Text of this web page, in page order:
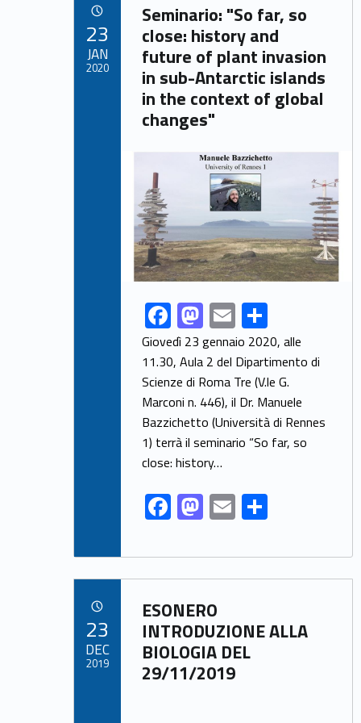
o
o
k
o
n
Link identifier archive #link-archive-62365
Seminario: "So far, so
close: history and
future of plant invasion
in sub-Antarctic islands
in the context of global
changes"
Link identifier archive #link-archive-thumb-soap-99216
Link identifier share facebook archive #share-link-archive-99183F
ac
e
b
o
o
k
M
as
to
d
o
n
E
m
ai
l
S
h
ar
e
Giovedì 23 gennaio 2020, alle
11.30, Aula 2 del Dipartimento di
Scienze di Roma Tre (V.le G.
Marconi n. 446), il Dr. Manuele
Bazzichetto (Università di Rennes
1) terrà il seminario “So far, so
close: history…
F
ac
e
b
o
o
k
M
as
to
d
o
n
E
m
ai
l
S
h
ar
e
23
JAN
2020
Link identifier archive #link-archive-96315
ESONERO
INTRODUZIONE ALLA
BIOLOGIA DEL
29/11/2019
23
DEC
2019